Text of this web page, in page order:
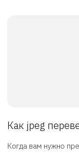
Как jpeg
Когда вам нужно